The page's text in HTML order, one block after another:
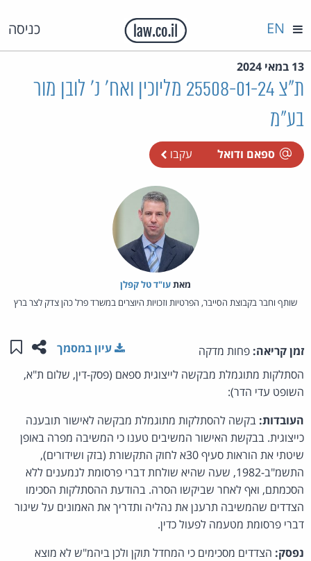
כניסה EN
13 במאי 2024
ת"צ 25508-01-24 מליוכין ואח' נ' לובן מור
בע"מ
ספאם ודואל עקבו
מאת‏עו"ד טל קפלן
שותף וחבר בקבוצת הסייבר, הפרטיות וזכויות היוצרים במשרד פרל כהן צדק לצר ברץ
זמן קריאה: פחות מדקה שתפו
עיון במסמך
הסתלקות מתוגמלת מבקשה לייצוגית ספאם (פסק-דין, שלום ת"א,
השופט עדי הדר):
העובדות: בקשה להסתלקות מתוגמלת מבקשה לאישור תובענה
כייצוגית. בבקשת האישור המשיבים טענו כי המשיבה מפרה באופן
שיטתי את הוראות סעיף 30א לחוק התקשורת (בזק ושידורים),
התשמ"ב-1982, שעה שהיא שולחת דברי פרסומת לנמענים ללא
הסכמתם, ואף לאחר שביקשו הסרה. בהודעת ההסתלקות הסכימו
הצדדים שהמשיבה תרענן את נהליה ותדריך את האמונים על שיגור
דברי פרסומת מטעמה לפעול כדין.
נפסק: הצדדים מסכימים כי המחדל תוקן ולכן ביהמ"ש לא מוצא